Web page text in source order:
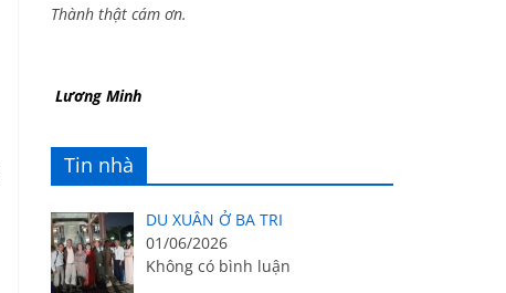
Thành thật cám ơn.
Lương Minh
Tin nhà
DU XUÂN Ở BA TRI
01/06/2026
Không có bình luận